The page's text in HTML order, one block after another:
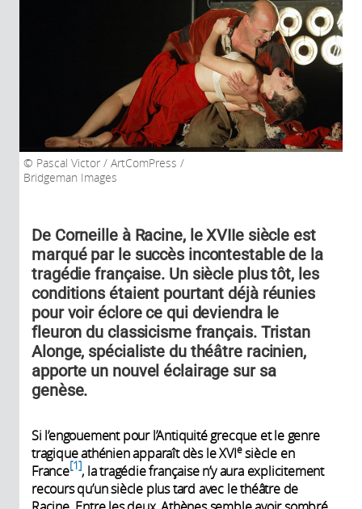
Pascal Victor / ArtComPress /
Bridgeman Images
De Corneille à Racine, le XVIIe siècle est
marqué par le succès incontestable de la
tragédie française. Un siècle plus tôt, les
conditions étaient pourtant déjà réunies
pour voir éclore ce qui deviendra le
fleuron du classicisme français. Tristan
Alonge, spécialiste du théâtre racinien,
apporte un nouvel éclairage sur sa
genèse.
Si l’engouement pour l’Antiquité grecque et le genre
tragique athénien apparaît dès le XVIesiècle en
France 1 , la tragédie française n’y aura explicitement
recours qu’un siècle plus tard avec le théâtre de